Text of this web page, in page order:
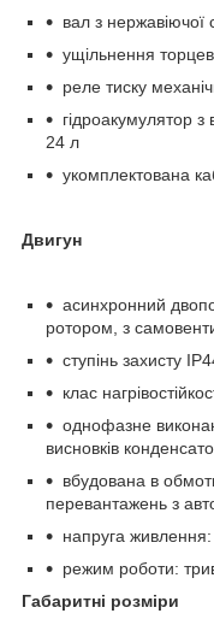
вал з нержавіючої
ущільнення
реле тиску
гідроакумулятор
24 л
укомплектована
Двигун
асинхронний
ротором, з
ступінь захисту
клас
однофазне
висновків
вбудована в
перевантажень з
напруга
режим роботи:
Габаритні розміри